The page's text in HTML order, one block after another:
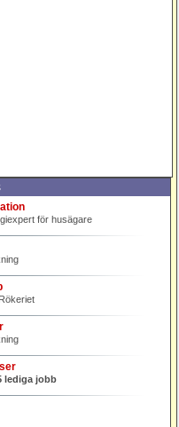
för husägare
lediga jobb